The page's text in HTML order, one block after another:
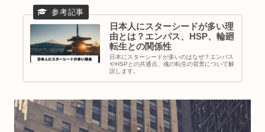
日本人にスターシードが多い理
由とは？エンパス、HSP、輪廻
転生との関係性
日本にスターシードが多いのはなぜ？エンパス
やHSPとの共通点、魂の転生の背景について解
説します。